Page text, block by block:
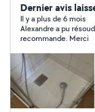
Dépannage rapide : Fuite d'eau /
plomberie Panne électrique / disjoncteur / prises
Chauffage en panne /
Intervention rapide
propre et efficace Conseils professionnels Tarifs
Professionnel en portage
Assurance professionnelle
Dijon et alentours Disponible
contactez-moi
Dernier avis
Il y a plus de 6 mois
Alexandre a pu
recommande. Merci